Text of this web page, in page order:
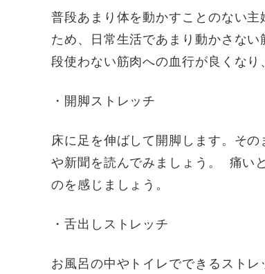
普段あまり体を動かすことのない
ため、日常生活であまり動かさな
段使わない筋肉への血行が良くなり
・開脚ストレッチ
床に足を伸ばして開脚します。そ
や新聞を読んでみましょう。 痛い
のを感じましょう。
・舌出しストレッチ
お風呂の中やトイレでできるスト